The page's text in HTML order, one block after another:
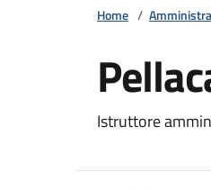
Home /
Istruttore